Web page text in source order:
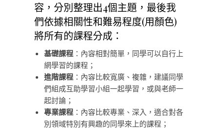
容，分別整理出4個主題，最後我
們依據相關性和難易程度(用顏色)
將所有的課程分成：
基礎課程 ：內容相對簡單，同學可以自行上
網學習的課程；
進階課程 ：內容比較寬廣、複雜，建議同學
們組成互助學習小組一起學習，或與老師一
起討論；
專業課程 ：內容比較專業、深入，適合對各
別領域特別有興趣的同學來上的課程；